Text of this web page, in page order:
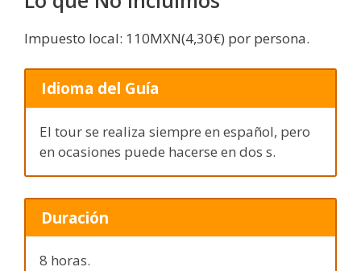
Impuesto local: 110MXN(4,30€) por persona.
Idioma del Guía
El tour se realiza siempre en español, pero
en ocasiones puede hacerse en dos s.
Duración
8 horas.